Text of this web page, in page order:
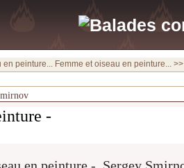
en peinture... Femme et oiseau en peinture... >>
-